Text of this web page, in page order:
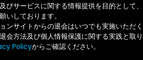
サービスに関する情報提供を目的として、
いしております。
ンサイトからの退会はいつでも実施いただく
会方法及び個人情報保護に関する実践と取り
Policyからご確認ください。